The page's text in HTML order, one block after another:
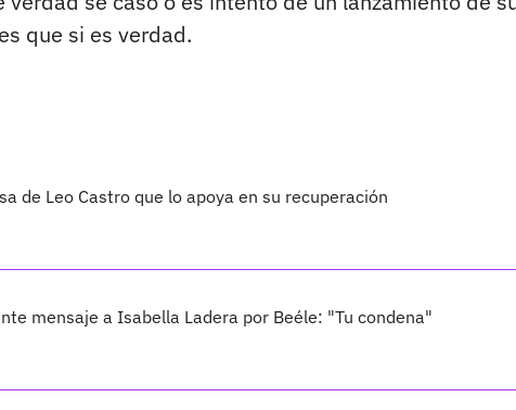
que si es verdad.
de Leo Castro que lo apoya en su recuperación
mensaje a Isabella Ladera por Beéle: "Tu condena"